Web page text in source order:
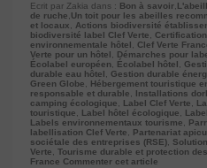
Ecrit par Zakia dans : Bon à savoir,
de ruche,Un toit pour les abeilles
et locaux, Actions biodiversité
biodiversité label Clef Verte,
environnementale hôtel , Clef Verte
Verte pour un hôtel , Démarches pour
Écolabel européen, Écolabel hôtel ,
durable eau hôtel , Gestion durable
Green Globe, Hébergement touristique
responsable et durable, Installations
camping écologique, Label Clef Verte,
touristique, Label hôtel écologique,
Labels environnementaux tourisme,
labellisation Clef Verte, Partenariat
sociétale des entreprises (RSE),
Verte, Tourisme durable et protection
France Commenter cet article